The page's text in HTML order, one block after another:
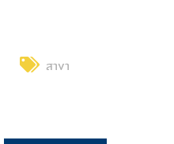
สาขา